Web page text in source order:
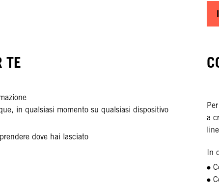
TE
in qualsiasi momento su qualsiasi dispositivo
dove hai lasciato
a
In